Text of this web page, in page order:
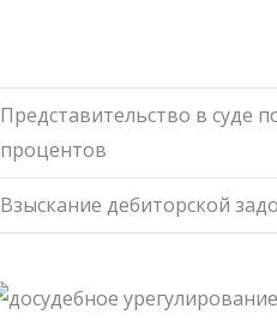
Представительство в суде
процентов
Взыскание дебиторской